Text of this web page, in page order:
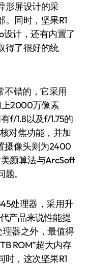
形屏设计的采
同时，坚果R1
设计，还有内置了
得了很好的统
错的，它采用
上2000万像素
f/1.8以及f/1.75的
对焦功能，并加
摄像头则为2400
颜算法与ArcSoft
。
处理器，采用升
产品来说性能提
理器之外，最值得
ROM”超大内存
，这次坚果R1